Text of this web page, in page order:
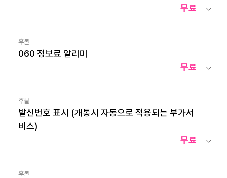
무료
후불
060 정보료 알리미
무료
후불
발신번호 표시 (개통시 자동으로 적용되는 부가서
비스)
무료
후불